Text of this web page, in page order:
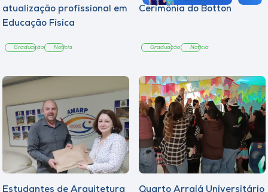
atualização profissional em
Educação Física
Graduação Notícia
Cerimônia do Botton
Graduação Notícia
Estudantes de Arquitetura Quarto Arraiá Universitário